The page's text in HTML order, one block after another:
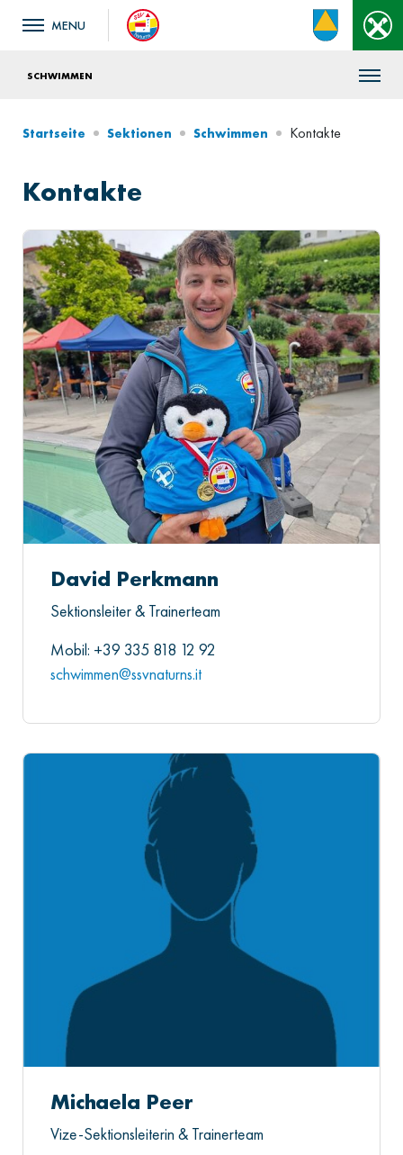
SCHWIMMEN
Startseite Sektionen Schwimmen Kontakte
Kontakte
David Perkmann
Sektionsleiter & Trainerteam
Mobil: +39 335 818 12 92
schwimmen@ssvnaturns.it
Michaela Peer
Vize-Sektionsleiterin & Trainerteam